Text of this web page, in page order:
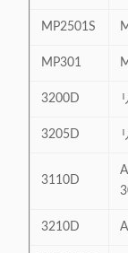
MP2501S
MP301
3200D
3205D
3110D
3210D